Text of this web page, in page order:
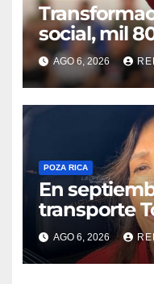
social, mil
siete
Apoyo a la
Nahle
AGO 6, 2026
POZA RICA
En
transporte
Rica
AGO 6, 2026